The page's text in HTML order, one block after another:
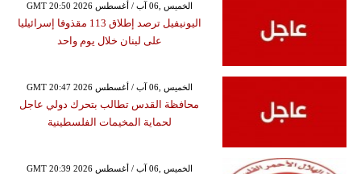
GMT 20:50 2026 الخميس ,06 آب / أغسطس
اليونيفيل ترصد إطلاق 113 مقذوفا إسرائيليا
على لبنان خلال يوم واحد
GMT 20:47 2026 الخميس ,06 آب / أغسطس
محافظة القدس تطالب بتحرك دولي عاجل
لحماية المخيمات الفلسطينية
GMT 20:39 2026 الخميس ,06 آب / أغسطس